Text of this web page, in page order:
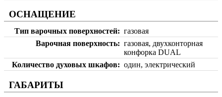
ОСНАЩЕНИЕ
Тип варочных поверхностей
газовая
Варочная поверхность
газовая, двухконторная
конфорка DUAL
Количество духовых шкафов
один, электрический
ГАБАРИТЫ